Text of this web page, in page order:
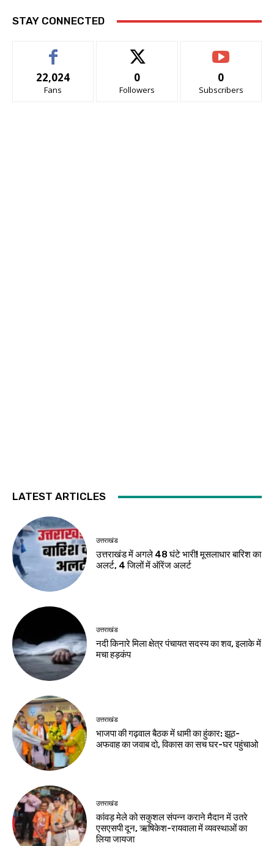
STAY CONNECTED
22,024
Fans
0
Followers
0
Subscribers
LATEST ARTICLES
उत्तराखंड
उत्तराखंड में अगले 48 घंटे भारी! मूसलाधार बारिश का
अलर्ट, 4 जिलों में ऑरेंज अलर्ट
उत्तराखंड
नदी किनारे मिला क्षेत्र पंचायत सदस्य का शव, इलाके में
मचा हड़कंप
उत्तराखंड
भाजपा की गढ़वाल बैठक में धामी का हुंकार: झूठ-
अफवाह का जवाब दो, विकास का सच घर-घर पहुंचाओ
उत्तराखंड
कांवड़ मेले को सकुशल संपन्न कराने मैदान में उतरे
एसएसपी दून, ऋषिकेश-रायवाला में व्यवस्थाओं का
लिया जायजा